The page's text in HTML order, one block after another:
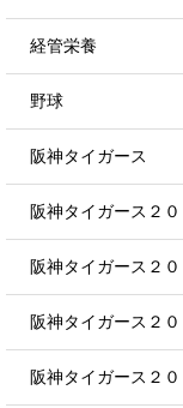
経管栄養
野球
阪神タイガース
阪神タイガース２０
阪神タイガース２０
阪神タイガース２０
阪神タイガース２０